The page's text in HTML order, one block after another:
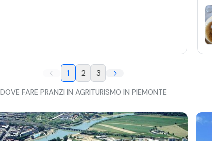
1 2 3
DOVE FARE PRANZI IN AGRITURISMO IN PIEMONTE